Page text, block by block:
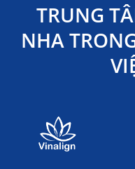
TRUNG
NHA